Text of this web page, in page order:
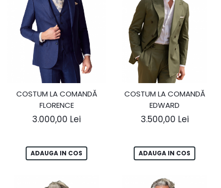
COSTUM LA COMANDĂ
FLORENCE
3.000,00 Lei
ADAUGA IN COS
COSTUM LA COMANDĂ
EDWARD
3.500,00 Lei
ADAUGA IN COS